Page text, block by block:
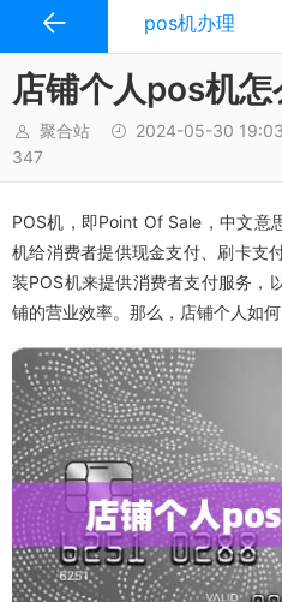
pos机办理
店铺个人pos机怎
聚合站 2024-05-30
347
POS机，即Point Of Sale，中文意
机给消费者提供现金支付、刷卡支
装POS机来提供消费者支付服务，
铺的营业效率。那么，店铺个人如